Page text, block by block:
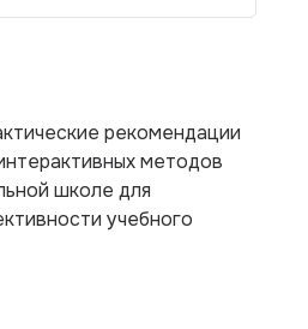
рекомендации
методов
школе для
учебного